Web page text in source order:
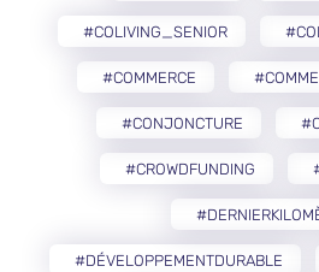
#COLIVING_SENIOR
#COMMERCE
#CONJONCTURE
#CROWDFUNDING
#DÉVELOPPEMENTDURABLE